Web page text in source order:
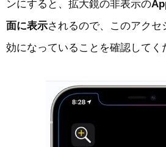
ンにすると、拡大鏡の非表示の
面に表示されるので、このアク
効になっていることを確認してく